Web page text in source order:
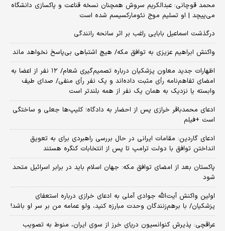
محمد قوچانی: عبدالکریم سروش همچنان نسخه قناعت و پاکسازی دانشگاه
می‌پیچد | او تسلیم موج نئومارکسیسم شده است
درگذشت اسماعیل بابایی راغب بر اثر سانحه رانندگی
واکنش ابراهیم عزیزی به توافق مکه/ هیچ اشتباهی بی‌پاسخ نخواهد ماند
اظهارات جدید معاون پزشکیان درباره تصمیم‌گیری شعام/ ۱۲ نفر از اعضا به
امضای تفاهم‌نامه رأی مثبت داده‌اند و یک نفر رأی منفی/ صدای طیف
وابسته یا نزدیک به همان یک نفر از همه بلندتر است
ادعای محمدباقر خرازی پس از احضار به دادگاه؛ کلیپ‌ها جعلی و ساختگی
است +فیلم
ادعای گاردین: مقامات ایرانی در حال بررسی راهبردی برای به تعویق
انداختن توافق با دولت ترامپ تا پس از انتخابات کنگره هستند
پاکستان بعد از امضای توافق مکه: جهان اسلام باید در برابر اسرائیل متحد
شود
اولین واکنش آیت‌الله جوادی آملی به ادعای خرازی درباره استعفای
پزشکیان/ با برهم‌زنندگان وحدت مبارزه کنید، ولو عمامه من بر سر او باشد!
عراقچی: پذیرش کنوانسیون دریای خرز از سوی ایران، منوط به تصویب